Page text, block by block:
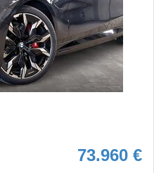
73.960 €